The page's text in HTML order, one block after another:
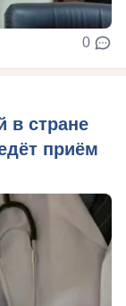
0
в стране
приём